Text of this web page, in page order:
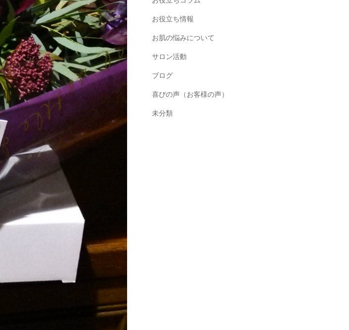
お役立ち情報
お肌の悩みについて
サロン活動
ブログ
喜びの声（お客様の声）
未分類